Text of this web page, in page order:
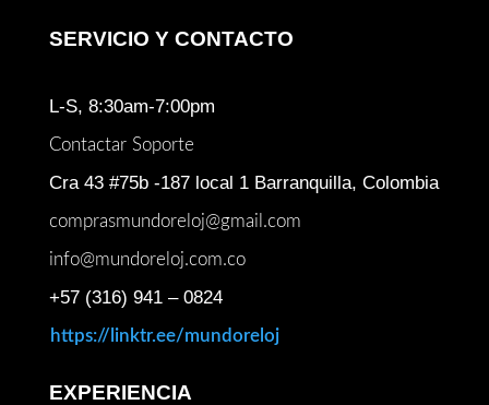
SERVICIO Y CONTACTO
L-S, 8:30am-7:00pm
Contactar Soporte
Cra 43 #75b -187 local 1 Barranquilla, Colombia
comprasmundoreloj@gmail.com
info@mundoreloj.com.co
+57 (316) 941 – 0824
https://linktr.ee/mundoreloj
EXPERIENCIA